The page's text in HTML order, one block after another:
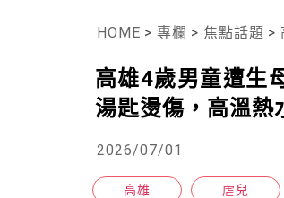
HOME > 專欄 > 焦點話題 >
高雄4歲男童遭生
湯匙燙傷，高溫熱
2026/07/01
高雄 虐兒